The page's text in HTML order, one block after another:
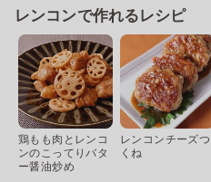
レンコンで作れるレシピ
鶏もも肉とレンコ
ンのこってりバタ
ー醤油炒め
レンコンチーズつ
くね